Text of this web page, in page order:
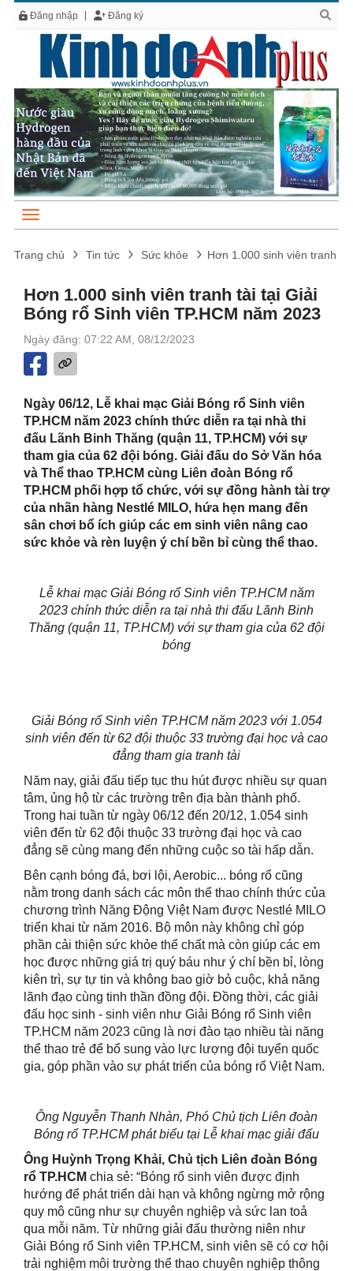
Đăng nhập Đăng ký
Trang chủ Tin tức Sức khỏe Hơn 1.000 sinh viên tranh
Hơn 1.000 sinh viên tranh tài tại Giải
Bóng rổ Sinh viên TP.HCM năm 2023
Ngày đăng: 07:22 AM, 08/12/2023
Ngày 06/12, Lễ khai mạc Giải Bóng rổ Sinh viên
TP.HCM năm 2023 chính thức diễn ra tại nhà thi
đấu Lãnh Binh Thăng (quận 11, TP.HCM) với sự
tham gia của 62 đội bóng. Giải đấu do Sở Văn hóa
và Thể thao TP.HCM cùng Liên đoàn Bóng rổ
TP.HCM phối hợp tổ chức, với sự đồng hành tài trợ
của nhãn hàng Nestlé MILO, hứa hẹn mang đến
sân chơi bổ ích giúp các em sinh viên nâng cao
sức khỏe và rèn luyện ý chí bền bỉ cùng thể thao.
Lễ khai mạc Giải Bóng rổ Sinh viên TP.HCM năm
2023 chính thức diễn ra tại nhà thi đấu Lãnh Binh
Thăng (quận 11, TP.HCM) với sự tham gia của 62 đội
bóng
Giải Bóng rổ Sinh viên TP.HCM năm 2023 với 1.054
sinh viên đến từ 62 đội thuộc 33 trường đại học và cao
đẳng tham gia tranh tài
Năm nay, giải đấu tiếp tục thu hút được nhiều sự quan
tâm, ủng hộ từ các trường trên địa bàn thành phố.
Trong hai tuần từ ngày 06/12 đến 20/12, 1.054 sinh
viên đến từ 62 đội thuộc 33 trường đại học và cao
đẳng sẽ cùng mang đến những cuộc so tài hấp dẫn.
Bên cạnh bóng đá, bơi lội, Aerobic... bóng rổ cũng
nằm trong danh sách các môn thể thao chính thức của
chương trình Năng Động Việt Nam được Nestlé MILO
triển khai từ năm 2016. Bộ môn này không chỉ góp
phần cải thiện sức khỏe thể chất mà còn giúp các em
học được những giá trị quý báu như ý chí bền bỉ, lòng
kiên trì, sự tự tin và không bao giờ bỏ cuộc, khả năng
lãnh đạo cùng tinh thần đồng đội. Đồng thời, các giải
đấu học sinh - sinh viên như Giải Bóng rổ Sinh viên
TP.HCM năm 2023 cũng là nơi đào tạo nhiều tài năng
thể thao trẻ để bổ sung vào lực lượng đội tuyển quốc
gia, góp phần vào sự phát triển của bóng rổ Việt Nam.
Ông Nguyễn Thanh Nhàn, Phó Chủ tịch Liên đoàn
Bóng rổ TP.HCM phát biểu tại Lễ khai mạc giải đấu
Ông Huỳnh Trọng Khải, Chủ tịch Liên đoàn Bóng
rổ TP.HCM chia sẻ: “Bóng rổ sinh viên được định
hướng để phát triển dài hạn và không ngừng mở rộng
quy mô cũng như sự chuyên nghiệp và sức lan toả
qua mỗi năm. Từ những giải đấu thường niên như
Giải Bóng rổ Sinh viên TP.HCM, sinh viên sẽ có cơ hội
trải nghiệm môi trường thể thao chuyên nghiệp thông